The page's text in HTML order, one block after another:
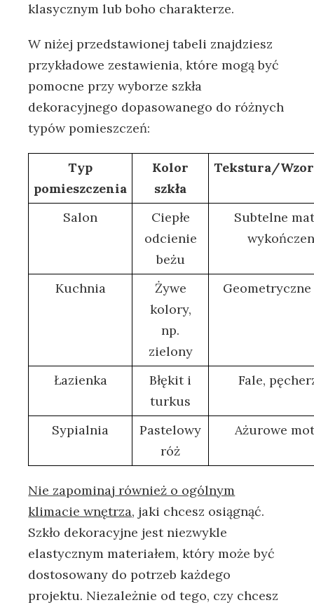
klasycznym ​lub ⁣boho ⁢charakterze.
W niżej przedstawionej tabeli⁢ znajdziesz
przykładowe zestawienia, ⁤które mogą być⁤
pomocne przy​ wyborze szkła
dekoracyjnego dopasowanego do różnych
typów pomieszczeń:
Typ
pomieszczenia
Kolor
szkła
Tekstura/
Salon
Ciepłe
odcienie
beżu
Subtelne
Kuchnia
Żywe
kolory,
np.
zielony
Łazienka
Błękit i
turkus
Fale,
Sypialnia
Pastelowy
róż
Ażurowe
Nie zapominaj również o ogólnym
klimacie wnętrza, jaki chcesz⁤ osiągnąć.
Szkło dekoracyjne jest⁢ niezwykle
elastycznym ‌materiałem, który⁢ może być
dostosowany ‌do potrzeb każdego
⁤projektu. Niezależnie od tego,‍ czy chcesz